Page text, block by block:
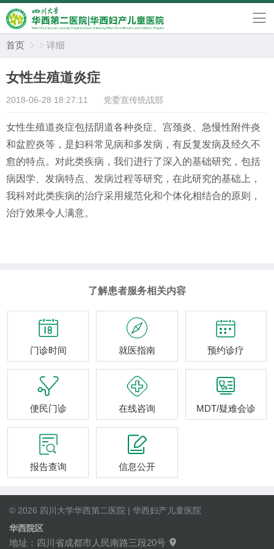
首页   详细
女性生殖道炎症
2018-06-28 18:27:11 党委宣传统战部
女性生殖道炎症包括阴道各种炎症、宫颈炎、急慢性附件炎
和盆腔炎等，是妇科常见病和多发病，有反复发病及经久不
愈的特点。对此类疾病，我们进行了深入的基础研究，包括
病因学、发病特点、发病过程等研究，在此研究的基础上，
我科对此类疾病的治疗采用规范化和个体化相结合的原则，
治疗效果令人满意。
了解患者服务相关内容

门诊时间

就医指南

预约诊疗

便民门诊

在线咨询

MDT/疑难会诊

报告查询

信息公开
© 2026 四川大学华西第二医院 | 华西妇产儿童医院
华西院区
地址：四川省成都市人民南路三段20号 